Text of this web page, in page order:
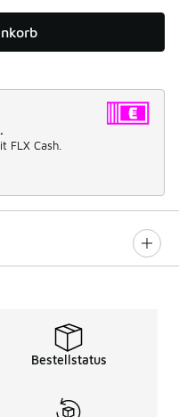
FLX Cash.
Bestellstatus